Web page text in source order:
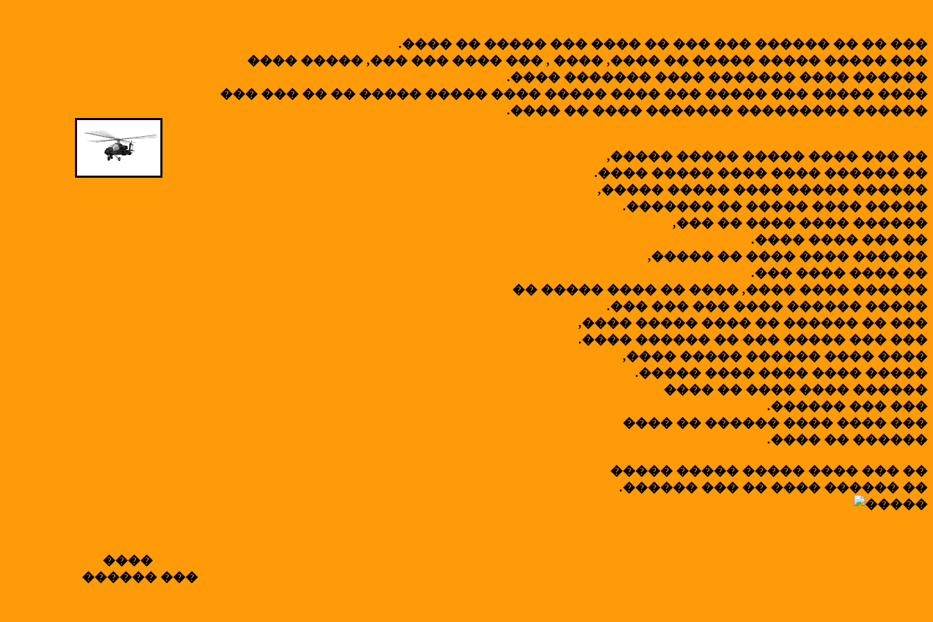
.���� �� ����� ��� ���� �� ��� ��� ������ �� �� ���
���� ����� ,��� ��� ���� ��� , ���� ,���� �� ����� ����� ����� ���
.���� ������� ���� ������� ���� ������
��� ��� �� �� ����� ����� ���� ����� ���� ��� ����� ��� ����� ����
.���� �� ���� ������� ��������� ������
,����� ����� ����� ���� ��� ��
.���� ����� ���� ���� ������ ��
,����� ����� ���� ����� ������
.������� �� ����� ���� �����
,��� �� ���� ���� ������
.���� ���� ��� ��
,����� �� ���� ���� ������
.��� ���� ���� ��
�� ����� ���� �� ���� ,���� ���� ������
.��� ��� ��� ���� ������ �����
,���� ����� ���� �� ������ �� ���
.���� ������ �� ��� ����� ��� ���
,���� ����� ������ ���� ����
.����� ���� ���� ���� �����
���� �� ���� ���� ������
.������ ��� ���
���� �� ������ ���� ���� ���
.���� �� ������
����� ����� ����� ���� ��� ��
.������ ��� �� ���� ������ ��
����
������ ���